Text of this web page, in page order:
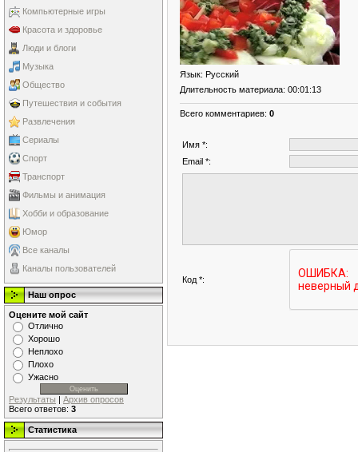
Компьютерные игры
Красота и здоровье
Люди и блоги
Музыка
Общество
Путешествия и события
Развлечения
Сериалы
Спорт
Транспорт
Фильмы и анимация
Хобби и образование
Юмор
Все каналы
Каналы пользователей
Наш опрос
Оцените мой сайт
Отлично
Хорошо
Неплохо
Плохо
Ужасно
Результаты | Архив опросов
Всего ответов: 3
Статистика
Язык: Русский
Длительность материала: 00:01:13
Всего комментариев: 0
Имя *:
Email *:
Код *: